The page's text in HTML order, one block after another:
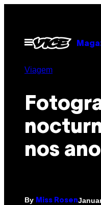
contentOpen
Menu
Viagem
nos
By Miss Rosen